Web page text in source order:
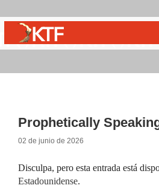
Prophetically
02 de junio de 2026
Disculpa, pero esta entrada está
Estadounidense.